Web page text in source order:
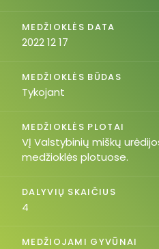
MEDŽIOKLĖS DATA
2022 12 17
MEDŽIOKLĖS BŪDAS
Tykojant
MEDŽIOKLĖS PLOTAI
VĮ Valstybinių miškų
medžioklės plotuose.
DALYVIŲ SKAIČIUS
4
MEDŽIOJAMI GYVŪNAI